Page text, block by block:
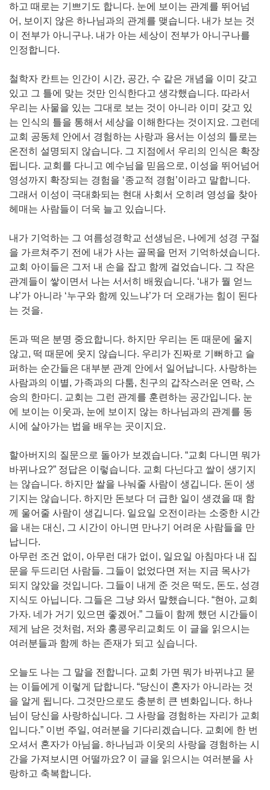
하고 때로는 기쁘기도 합니다. 눈에 보이는 관계를 뛰어넘
어, 보이지 않은 하나님과의 관계를 맺습니다. 내가 보는 것
이 전부가 아니구나. 내가 아는 세상이 전부가 아니구나를
인정합니다.
철학자 칸트는 인간이 시간, 공간, 수 같은 개념을 이미 갖고
있고 그 틀에 맞는 것만 인식한다고 생각했습니다. 따라서
우리는 사물을 있는 그대로 보는 것이 아니라 이미 갖고 있
는 인식의 틀을 통해서 세상을 이해한다는 것이지요. 그런데
교회 공동체 안에서 경험하는 사랑과 용서는 이성의 틀로는
온전히 설명되지 않습니다. 그 지점에서 우리의 인식은 확장
됩니다. 교회를 다니고 예수님을 믿음으로, 이성을 뛰어넘어
영성까지 확장되는 경험을 ‘종교적 경험’이라고 말합니다.
그래서 이성이 극대화되는 현대 사회서 오히려 영성을 찾아
헤매는 사람들이 더욱 늘고 있습니다.
내가 기억하는 그 여름성경학교 선생님은, 나에게 성경 구절
을 가르쳐주기 전에 내가 사는 골목을 먼저 기억하셨습니다.
교회 아이들은 그저 내 손을 잡고 함께 걸었습니다. 그 작은
관계들이 쌓이면서 나는 서서히 배웠습니다. ‘내가 뭘 얻느
냐’가 아니라 ‘누구와 함께 있느냐’가 더 오래가는 힘이 된다
는 것을.
돈과 떡은 분명 중요합니다. 하지만 우리는 돈 때문에 울지
않고, 떡 때문에 웃지 않습니다. 우리가 진짜로 기뻐하고 슬
퍼하는 순간들은 대부분 관계 안에서 일어납니다. 사랑하는
사람과의 이별, 가족과의 다툼, 친구의 갑작스러운 연락, 스
승의 한마디. 교회는 그런 관계를 훈련하는 공간입니다. 눈
에 보이는 이웃과, 눈에 보이지 않는 하나님과의 관계를 동
시에 살아가는 법을 배우는 곳이지요.
할아버지의 질문으로 돌아가 보겠습니다. “교회 다니면 뭐가
바뀌나요?” 정답은 이렇습니다. 교회 다닌다고 쌀이 생기지
는 않습니다. 하지만 쌀을 나눠줄 사람이 생깁니다. 돈이 생
기지는 않습니다. 하지만 돈보다 더 급한 일이 생겼을 때 함
께 울어줄 사람이 생깁니다. 일요일 오전이라는 소중한 시간
을 내는 대신, 그 시간이 아니면 만나기 어려운 사람들을 만
납니다.
아무런 조건 없이, 아무런 대가 없이, 일요일 아침마다 내 집
문을 두드리던 사람들. 그들이 없었다면 저는 지금 목사가
되지 않았을 것입니다. 그들이 내게 준 것은 떡도, 돈도, 성경
지식도 아닙니다. 그들은 그냥 와서 말했습니다. “현아, 교회
가자. 네가 거기 있으면 좋겠어.” 그들이 함께 했던 시간들이
제게 남은 것처럼, 저와 홍콩우리교회도 이 글을 읽으시는
여러분들과 함께 하는 존재가 되고 싶습니다.
오늘도 나는 그 말을 전합니다. 교회 가면 뭐가 바뀌냐고 묻
는 이들에게 이렇게 답합니다. “당신이 혼자가 아니라는 것
을 알게 됩니다. 그것만으로도 충분히 큰 변화입니다. 하나
님이 당신을 사랑하십니다. 그 사랑을 경험하는 자리가 교회
입니다.” 이번 주일, 여러분을 기다리겠습니다. 교회에 한 번
오셔서 혼자가 아님을. 하나님과 이웃의 사랑을 경험하는 시
간을 가져보시면 어떨까요? 이 글을 읽으시는 여러분을 사
랑하고 축복합니다.